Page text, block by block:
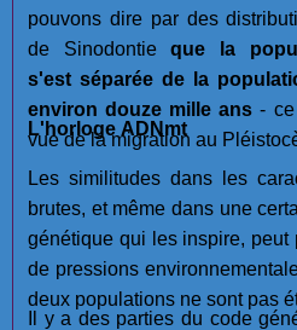
pouvons dire par des
de Sinodontie que la
s'est séparée de la
environ douze mille ans -
vue de la migration au
L'horloge ADNmt
Les similitudes dans les
brutes, et même dans une
génétique qui les inspire, peut
de pressions
deux populations ne sont pas
Il y a des parties du code